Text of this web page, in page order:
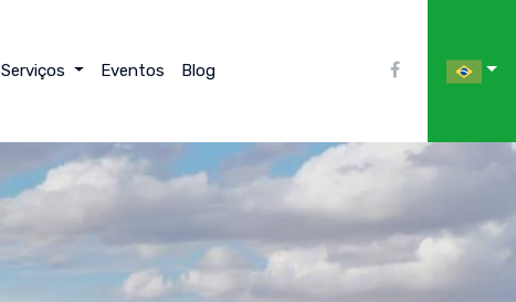
Serviços Eventos Blog